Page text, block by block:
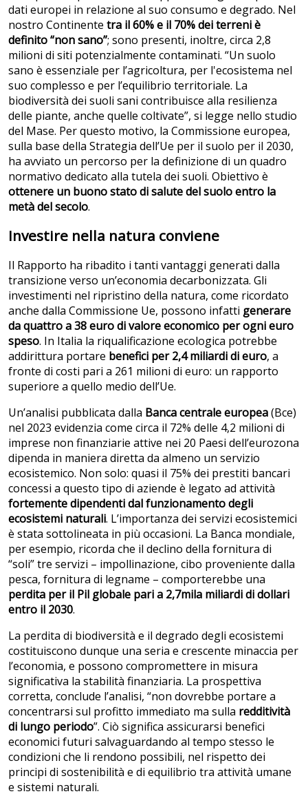
dati europei in relazione al suo consumo e degrado. Nel
nostro Continente tra il 60% e il 70% dei terreni è
definito “non sano”; sono presenti, inoltre, circa 2,8
milioni di siti potenzialmente contaminati. “Un suolo
sano è essenziale per l’agricoltura, per l'ecosistema nel
suo complesso e per l’equilibrio territoriale. La
biodiversità dei suoli sani contribuisce alla resilienza
delle piante, anche quelle coltivate”, si legge nello studio
del Mase. Per questo motivo, la Commissione europea,
sulla base della Strategia dell’Ue per il suolo per il 2030,
ha avviato un percorso per la definizione di un quadro
normativo dedicato alla tutela dei suoli. Obiettivo è
ottenere un buono stato di salute del suolo entro la
metà del secolo.
Investire nella natura conviene
Il Rapporto ha ribadito i tanti vantaggi generati dalla
transizione verso un’economia decarbonizzata. Gli
investimenti nel ripristino della natura, come ricordato
anche dalla Commissione Ue, possono infatti generare
da quattro a 38 euro di valore economico per ogni euro
speso. In Italia la riqualificazione ecologica potrebbe
addirittura portare benefici per 2,4 miliardi di euro, a
fronte di costi pari a 261 milioni di euro: un rapporto
superiore a quello medio dell’Ue.
Un’analisi pubblicata dalla Banca centrale europea(Bce)
nel 2023 evidenzia come circa il 72% delle 4,2 milioni di
imprese non finanziarie attive nei 20 Paesi dell’eurozona
dipenda in maniera diretta da almeno un servizio
ecosistemico. Non solo: quasi il 75% dei prestiti bancari
concessi a questo tipo di aziende è legato ad attività
fortemente dipendenti dal funzionamento degli
ecosistemi naturali. L’importanza dei servizi ecosistemici
è stata sottolineata in più occasioni. La Banca mondiale,
per esempio, ricorda che il declino della fornitura di
“soli” tre servizi – impollinazione, cibo proveniente dalla
pesca, fornitura di legname – comporterebbe una
perdita per il Pil globale pari a 2,7mila miliardi di dollari
entro il 2030.
La perdita di biodiversità e il degrado degli ecosistemi
costituiscono dunque una seria e crescente minaccia per
l’economia, e possono compromettere in misura
significativa la stabilità finanziaria. La prospettiva
corretta, conclude l’analisi, “non dovrebbe portare a
concentrarsi sul profitto immediato ma sulla redditività
di lungo periodo”. Ciò significa assicurarsi benefici
economici futuri salvaguardando al tempo stesso le
condizioni che li rendono possibili, nel rispetto dei
principi di sostenibilità e di equilibrio tra attività umane
e sistemi naturali.